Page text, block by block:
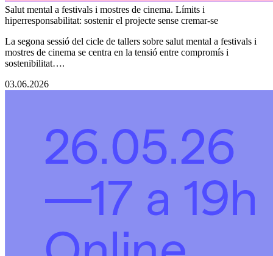
Salut mental a festivals i mostres de cinema. Límits i
hiperresponsabilitat: sostenir el projecte sense cremar-se
La segona sessió del cicle de tallers sobre salut mental a festivals i
mostres de cinema se centra en la tensió entre compromís i
sostenibilitat….
03.06.2026